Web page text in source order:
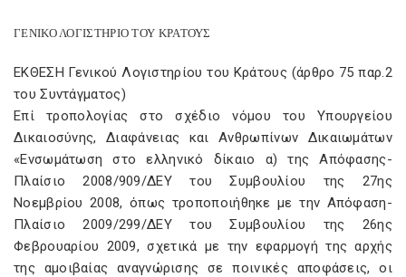
ΓΕΝΙΚΟ ΛΟΓΙΣΤΗΡΙΟ ΤΟΥ ΚΡΑΤΟΥΣ
ΕΚΘΕΣΗ Γενικού Λογιστηρίου του Κράτους (άρθρο 75 παρ.2
του Συντάγματος)
Επί τροπολογίας στο σχέδιο νόμου του Υπουργείου
Δικαιοσύνης, Διαφάνειας και Ανθρωπίνων Δικαιωμάτων
«Ενσωμάτωση στο ελληνικό δίκαιο α) της Απόφασης-
Πλαίσιο 2008/909/ΔΕΥ του Συμβουλίου της 27ης
Νοεμβρίου 2008, όπως τροποποιήθηκε με την Απόφαση-
Πλαίσιο 2009/299/ΔΕΥ του Συμβουλίου της 26ης
Φεβρουαρίου 2009, σχετικά με την εφαρμογή της αρχής
της αμοιβαίας αναγνώρισης σε ποινικές αποφάσεις, οι